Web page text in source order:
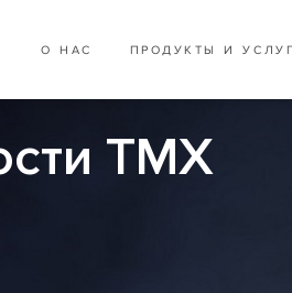
О НАС ПРОДУКТЫ И
ТМХ